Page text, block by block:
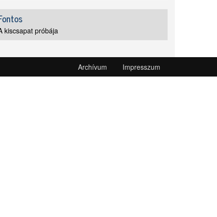
kiscsapat próbája
Archívum Impresszum